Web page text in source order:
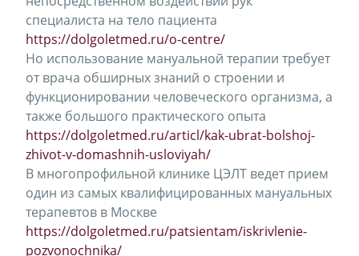
специалиста на тело пациента
https://dolgoletmed.ru/o-centre/
Но использование мануальной терапии требует
от врача обширных знаний о строении и
функционировании человеческого организма, а
также большого практического опыта
https://dolgoletmed.ru/articl/kak-ubrat-bolshoj-
zhivot-v-domashnih-usloviyah/
В многопрофильной клинике ЦЭЛТ ведет прием
один из самых квалифицированных мануальных
терапевтов в Москве
https://dolgoletmed.ru/patsientam/iskrivlenie-
pozvonochnika/